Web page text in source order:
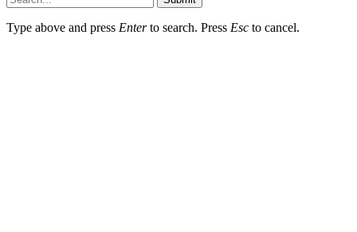
Type above and press Enterto search. Press Esc to cancel.